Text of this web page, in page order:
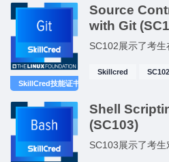
SkillCred技能证书
Source
with Git
SC102展示了考生
Skillcred SC102
Shell
(SC103)
SC103展示了考生